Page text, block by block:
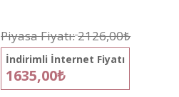
Piyasa Fiyatı:2126,00₺
İndirimli İnternet Fiyatı
1635,00₺